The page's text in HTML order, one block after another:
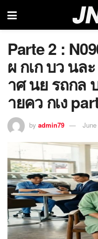
Parte 2 :
ผ กเก บว นล
าศ นย รถกล
ายคว กเง
by admin79